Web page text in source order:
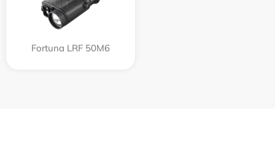
Fortuna LRF 50M6